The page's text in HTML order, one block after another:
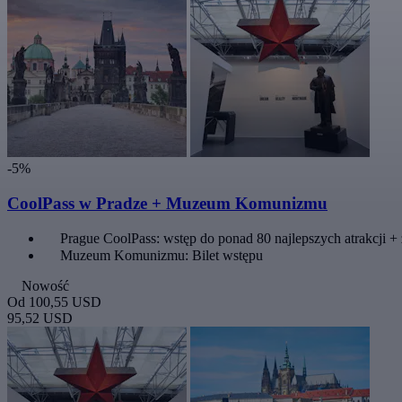
-5%
CoolPass w Pradze + Muzeum Komunizmu
Prague CoolPass: wstęp do ponad 80 najlepszych atrakcji
Muzeum Komunizmu: Bilet wstępu
Nowość
Od 100,55 USD
95,52 USD